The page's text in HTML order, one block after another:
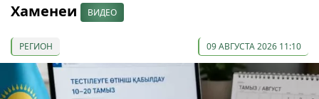
Хаменеи
ВИДЕО
РЕГИОН 09 АВГУСТА 2026 11:10